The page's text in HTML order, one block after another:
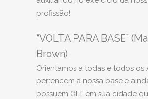
profissão!
“VOLTA PARA BASE”
Brown)
Orientamos a todas e todos os
pertencem a nossa base e
possuem OLT em sua cidade